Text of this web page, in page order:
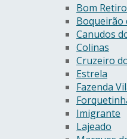
Bom
Boqueirão
Canudos
Colinas
Cruzeiro
Estrela
Fazenda
Imigrante
Lajeado